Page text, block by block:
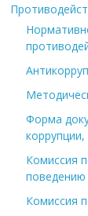
Форма
Комиссия
поведению
Комиссия